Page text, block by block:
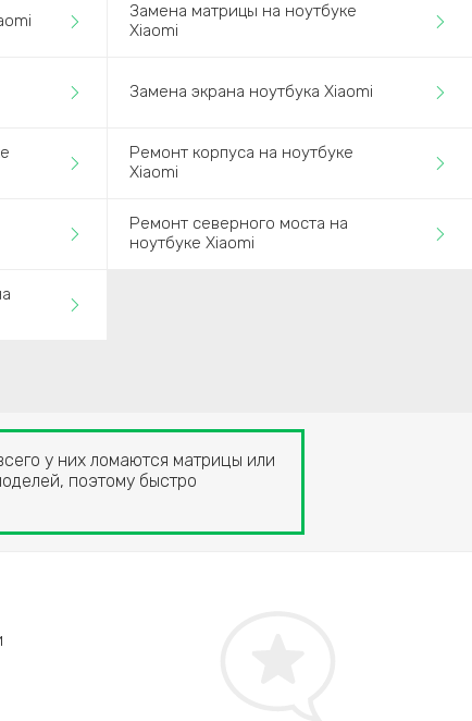
Замена матрицы на ноутбуке
Xiaomi
Замена экрана ноутбука Xiaomi
Ремонт корпуса на ноутбуке
Xiaomi
Ремонт северного моста на
ноутбуке Xiaomi
у них ломаются матрицы или
поэтому быстро